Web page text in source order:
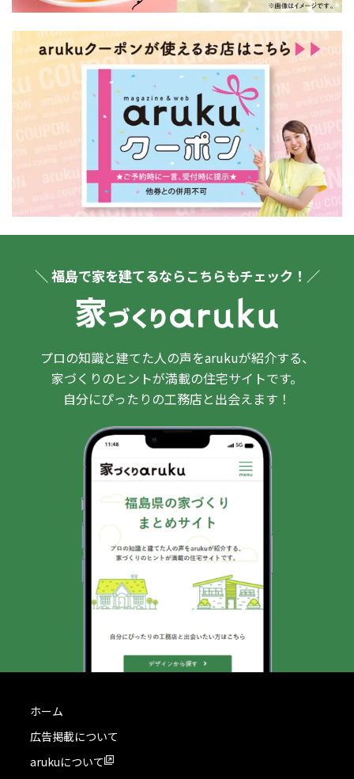
＼ 福島で家を建てるならこちらもチェック！／
プロの知識と建てた人の声をarukuが紹介する、
家づくりのヒントが満載の住宅サイトです。
自分にぴったりの工務店と出会えます！
ホーム
広告掲載について
arukuについて